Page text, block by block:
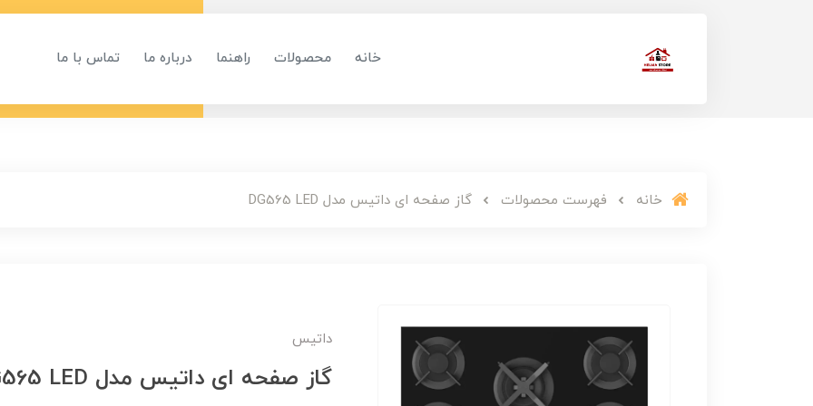
خانه محصولات راهنما درباره ما تماس با ما
خانه فهرست محصولات گاز صفحه ای داتیس مدل DG565 LED
داتیس
گاز صفحه ای داتیس مدل DG565 LED